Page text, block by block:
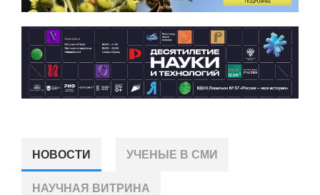
НОВОСТИ УЧЕНЫЕ В СМИ
НАУЧНАЯ ВИТРИНА